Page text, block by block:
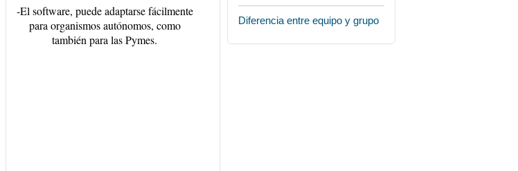
-El software, puede adaptarse fácilmente
para organismos autónomos, como
también para las Pymes.
Diferencia entre equipo y grupo